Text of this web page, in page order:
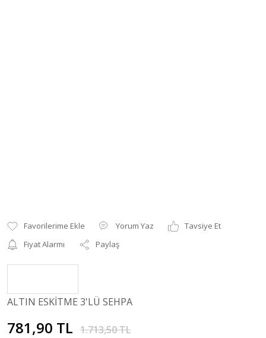
Yorum Yaz
Tavsiye Et
Fiyat Alarmı
Paylaş
ALTIN ESKİTME 3'LÜ SEHPA
781,90 TL 1.713,50 TL